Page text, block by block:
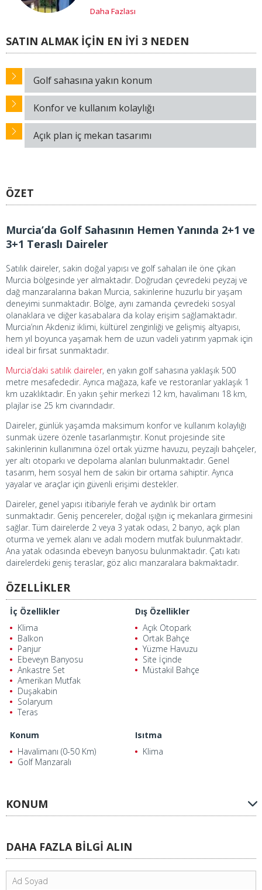
Daha Fazlası
SATIN ALMAK İÇİN EN İYİ 3 NEDEN
Golf sahasına yakın konum
Konfor ve kullanım kolaylığı
Açık plan iç mekan tasarımı
ÖZET
Murcia’da Golf Sahasının Hemen Yanında 2+1 ve
3+1 Teraslı Daireler
Satılık daireler, sakin doğal yapısı ve golf sahaları ile öne çıkan
Murcia bölgesinde yer almaktadır. Doğrudan çevredeki peyzaj ve
dağ manzaralarına bakan Murcia, sakinlerine huzurlu bir yaşam
deneyimi sunmaktadır. Bölge, aynı zamanda çevredeki sosyal
olanaklara ve diğer kasabalara da kolay erişim sağlamaktadır.
Murcia’nın Akdeniz iklimi, kültürel zenginliği ve gelişmiş altyapısı,
hem yıl boyunca yaşamak hem de uzun vadeli yatırım yapmak için
ideal bir fırsat sunmaktadır.
Murcia’daki satılık daireler, en yakın golf sahasına yaklaşık 500
metre mesafededir. Ayrıca mağaza, kafe ve restoranlar yaklaşık 1
km uzaklıktadır. En yakın şehir merkezi 12 km, havalimanı 18 km,
plajlar ise 25 km civarındadır.
Daireler, günlük yaşamda maksimum konfor ve kullanım kolaylığı
sunmak üzere özenle tasarlanmıştır. Konut projesinde site
sakinlerinin kullanımına özel ortak yüzme havuzu, peyzajlı bahçeler,
yer altı otoparkı ve depolama alanları bulunmaktadır. Genel
tasarım, hem sosyal hem de sakin bir ortama sahiptir. Ayrıca
yayalar ve araçlar için güvenli erişimi destekler.
Daireler, genel yapısı itibariyle ferah ve aydınlık bir ortam
sunmaktadır. Geniş pencereler, doğal ışığın iç mekanlara girmesini
sağlar. Tüm dairelerde 2 veya 3 yatak odası, 2 banyo, açık plan
oturma ve yemek alanı ve adalı modern mutfak bulunmaktadır.
Ana yatak odasında ebeveyn banyosu bulunmaktadır. Çatı katı
dairelerdeki geniş teraslar, göz alıcı manzaralara bakmaktadır.
ÖZELLİKLER
İç Özellikler
Klima
Balkon
Panjur
Ebeveyn Banyosu
Ankastre Set
Amerikan Mutfak
Duşakabin
Solaryum
Teras
Dış Özellikler
Açık Otopark
Ortak Bahçe
Yüzme Havuzu
Site İçinde
Müstakil Bahçe
Konum
Havalimanı (0-50 Km)
Golf Manzaralı
Isıtma
Klima
KONUM
DAHA FAZLA BİLGİ ALIN